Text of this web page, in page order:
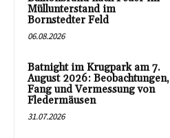
Müllunterstand im
Bornstedter Feld
06.08.2026
Batnight im Krugpark am 7.
August 2026: Beobachtungen,
Fang und Vermessung von
Fledermäusen
31.07.2026